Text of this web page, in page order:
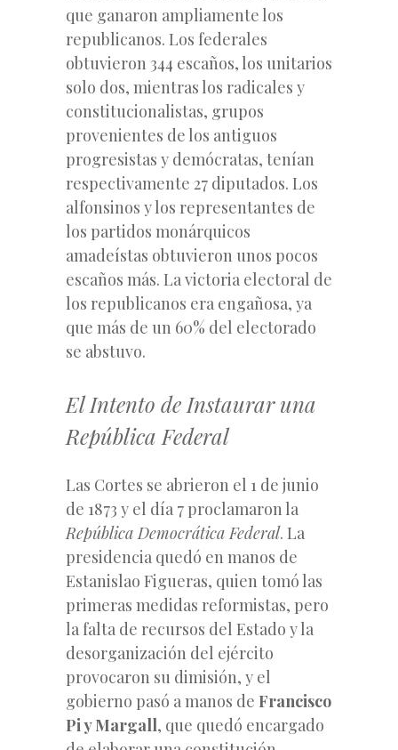
que ganaron ampliamente los
republicanos. Los federales
obtuvieron 344 escaños, los unitarios
solo dos, mientras los radicales y
constitucionalistas, grupos
provenientes de los antiguos
progresistas y demócratas, tenían
respectivamente 27 diputados. Los
alfonsinos y los representantes de
los partidos monárquicos
amadeístas obtuvieron unos pocos
escaños más. La victoria electoral de
los republicanos era engañosa, ya
que más de un 60% del electorado
se abstuvo.
El Intento de Instaurar una
República Federal
Las Cortes se abrieron el 1 de junio
de 1873 y el día 7 proclamaron la
República Democrática Federal. La
presidencia quedó en manos de
Estanislao Figueras, quien tomó las
primeras medidas reformistas, pero
la falta de recursos del Estado y la
desorganización del ejército
provocaron su dimisión, y el
gobierno pasó a manos de Francisco
Pi y Margall, que quedó encargado